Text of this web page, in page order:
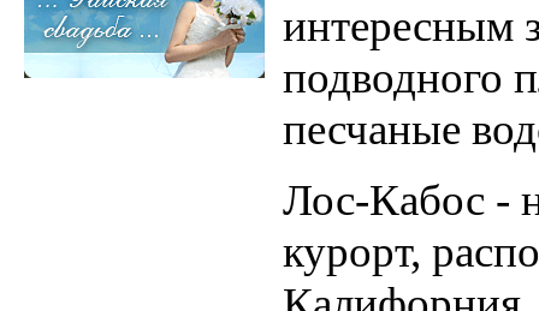
интересным
подводного
песчаные
Лос-Кабос -
курорт,